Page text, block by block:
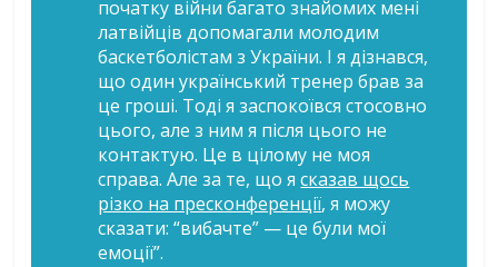
початку війни багато знайомих мені
латвійців допомагали молодим
баскетболістам з України. І я дізнався,
що один український тренер брав за
це гроші. Тоді я заспокоївся стосовно
цього, але з ним я після цього не
контактую. Це в цілому не моя
справа. Але за те, що ясказав щось
різко на пресконференції, я можу
сказати: “вибачте” — це були мої
емоції”.